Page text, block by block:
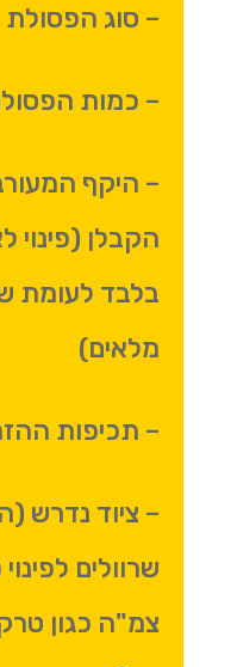
– סוג הפסולת
– כמות
– היקף
הקבלן
בלבד לעומת
מלאים)
– תכיפות
– ציוד נדרש
שרוולים
צמ"ה כגון